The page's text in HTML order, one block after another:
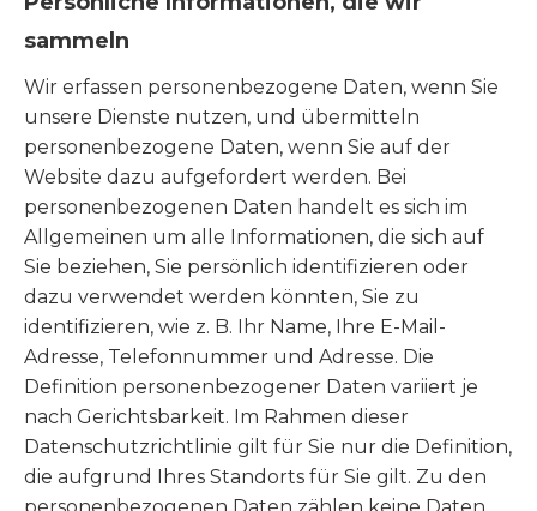
sammeln
Wir erfassen personenbezogene Daten, wenn Sie
unsere Dienste nutzen, und übermitteln
personenbezogene Daten, wenn Sie auf der
Website dazu aufgefordert werden. Bei
personenbezogenen Daten handelt es sich im
Allgemeinen um alle Informationen, die sich auf
Sie beziehen, Sie persönlich identifizieren oder
dazu verwendet werden könnten, Sie zu
identifizieren, wie z. B. Ihr Name, Ihre E-Mail-
Adresse, Telefonnummer und Adresse. Die
Definition personenbezogener Daten variiert je
nach Gerichtsbarkeit. Im Rahmen dieser
Datenschutzrichtlinie gilt für Sie nur die Definition,
die aufgrund Ihres Standorts für Sie gilt. Zu den